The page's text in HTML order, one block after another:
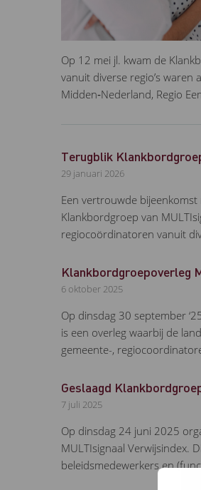
Op 12 mei jl. kwam de
vanuit diverse regio’s waren
Midden‑Nederland, Regio
Terugblik
29 januari 2026
Een vertrouwde
Klankbordgroep van
regiocoördinatoren vanuit
Klankbordgroepoverleg
6 oktober 2025
Op dinsdag 30 september
is een overleg waarbij de
gemeente-,
Geslaagd
7 juli 2025
Op dinsdag 24 juni 2025
MULTIsignaal Verwijsindex.
beleidsmedewerkers en